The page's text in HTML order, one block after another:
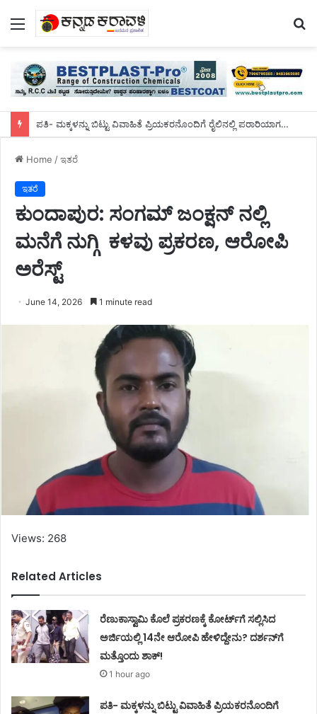
Menu
ಪತಿ- ಮಕ್ಕಳನ್ನು ಬಿಟ್ಟು ವಿವಾಹಿತೆ ಪ್ರಿಯಕರನೊಂದಿಗೆ ರೈಲಿನಲ್ಲಿ ಪರಾರಿಯಾಗಲು ಯತ್ನ! ರೆಡ್ ಹ್ಯಾಂಡ್ ಸಿಕ್ಕಿ ಬಿದ್ದು ಹೈಡ್ರಾಮಾ!
Home /ಇತರೆ
ಇತರೆ
ಕುಂದಾಪುರ: ಸಂಗಮ್‌ ಜಂಕ್ಷನ್‌ ನಲ್ಲಿ
ಮನೆಗೆ ನುಗ್ಗಿ ಕಳವು ಪ್ರಕರಣ, ಆರೋಪಿ
ಅರೆಸ್ಟ್
June 14, 2026 1 minute read
Views: 268
Related Articles
ರೆಣುಕಾಸ್ವಾಮಿ ಕೊಲೆ ಪ್ರಕರಣಕ್ಕೆ ಕೋರ್ಟ್‌ಗೆ ಸಲ್ಲಿಸಿದ
ಅರ್ಜಿಯಲ್ಲಿ 14ನೇ ಆರೋಪಿ ಹೇಳಿದ್ದೇನು? ದರ್ಶನ್‌ಗೆ
ಮತ್ತೊಂದು ಶಾಕ್!
1 hour ago
ಪತಿ- ಮಕ್ಕಳನ್ನು ಬಿಟ್ಟು ವಿವಾಹಿತೆ ಪ್ರಿಯಕರನೊಂದಿಗೆ